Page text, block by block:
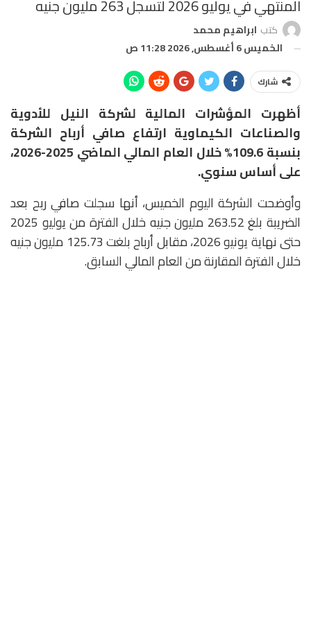
المنتهي في يوليو 2026 لتسجل 263 مليون جنيه
كتب ابراهيم محمد
الخميس 6 أغسطس, 2026 11:28 ص
شارك
أظهرت المؤشرات المالية لشركة النيل للأدوية
والصناعات الكيماوية ارتفاع صافي أرباح الشركة
بنسبة 109.6% خلال العام المالي الماضي 2025-2026،
على أساس سنوي.
وأوضحت الشركة اليوم الخميس، أنها سجلت صافي ربح بعد
الضريبة بلغ 263.52 مليون جنيه خلال الفترة من يوليو 2025
حتى نهاية يونيو 2026، مقابل أرباح بلغت 125.73 مليون جنيه
خلال الفترة المقارنة من العام المالي السابق.